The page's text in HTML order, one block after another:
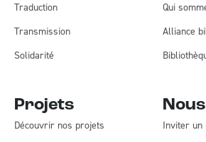
Traduction
Transmission
Solidarité
Projets
Découvrir nos projets
Qui
Alliance
Inviter un